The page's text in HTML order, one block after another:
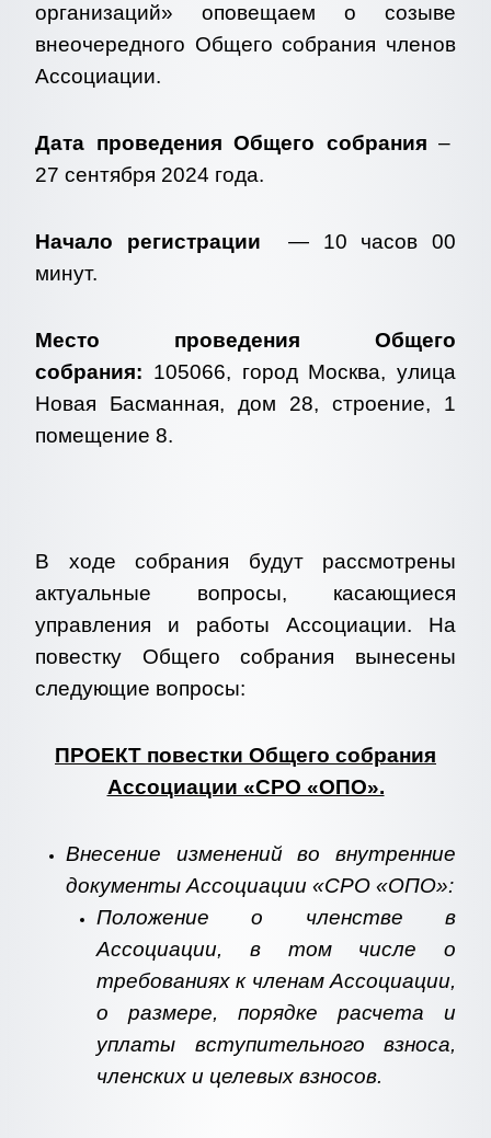
организаций» оповещаем о созыве
внеочередного Общего собрания членов
Ассоциации.
Дата проведения Общего собрания –
27 сентября 2024 года.
Начало регистрации — 10 часов 00
минут.
Место проведения Общего
собрания: 105066, город Москва, улица
Новая Басманная, дом 28, строение, 1
помещение 8.
В ходе собрания будут рассмотрены
актуальные вопросы, касающиеся
управления и работы Ассоциации. На
повестку Общего собрания вынесены
следующие вопросы:
ПРОЕКТ повестки Общего собрания
Ассоциации «СРО «ОПО».
Внесение изменений во внутренние
документы Ассоциации «СРО «ОПО»:
Положение о членстве в
Ассоциации, в том числе о
требованиях к членам Ассоциации,
о размере, порядке расчета и
уплаты вступительного взноса,
членских и целевых взносов.